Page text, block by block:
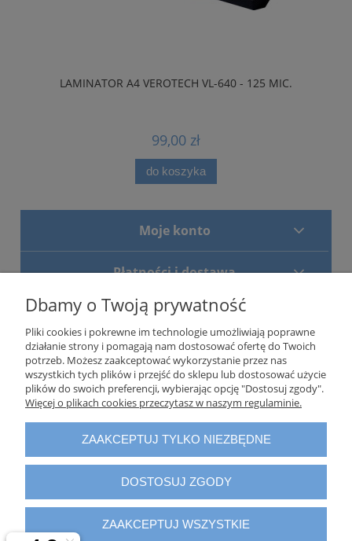
LAMINATOR A4 VEROTECH VL-640 - 125 MIC.
99,00 zł
do koszyka
Moje konto
Płatności i dostawa
Pomoc
Centrum informacji
O nas
Właścicielem sklepuwww.dobiura.comjest firma: Verotech Sp.
z o.o., ul. Szyszkowa 35/37, 02-285 Warszawa, zarejestrowana w
Warszawy w Warszawie, XIII Wydział Gospodarczy KRS:
0000560994, NIP: 5211007361 REGON: 010822013, Numer
Rejestrowy BDO 000020924, o kapitale zakładowym 5 000,00
Dbamy o Twoją prywatność
Pliki cookies i pokrewne im technologie umożliwiają poprawne
działanie strony i pomagają nam dostosować ofertę do Twoich
potrzeb. Możesz zaakceptować wykorzystanie przez nas
wszystkich tych plików i przejść do sklepu lub dostosować użycie
plików do swoich preferencji, wybierając opcję "Dostosuj zgody".
Więcej o plikach cookies przeczytasz w naszym regulaminie.
ZAAKCEPTUJ TYLKO NIEZBĘDNE
DOSTOSUJ ZGODY
ZAAKCEPTUJ WSZYSTKIE